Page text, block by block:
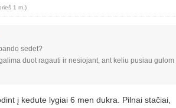
1 m.)
sedet?
duot ragauti ir nesiojant, ant keliu pusiau
į kedute lygiai 6 men dukra. Pilnai stačiai,